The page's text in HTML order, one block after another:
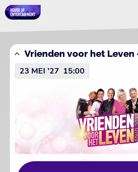
Vrienden voor het Leven
23 MEI '27 15:00